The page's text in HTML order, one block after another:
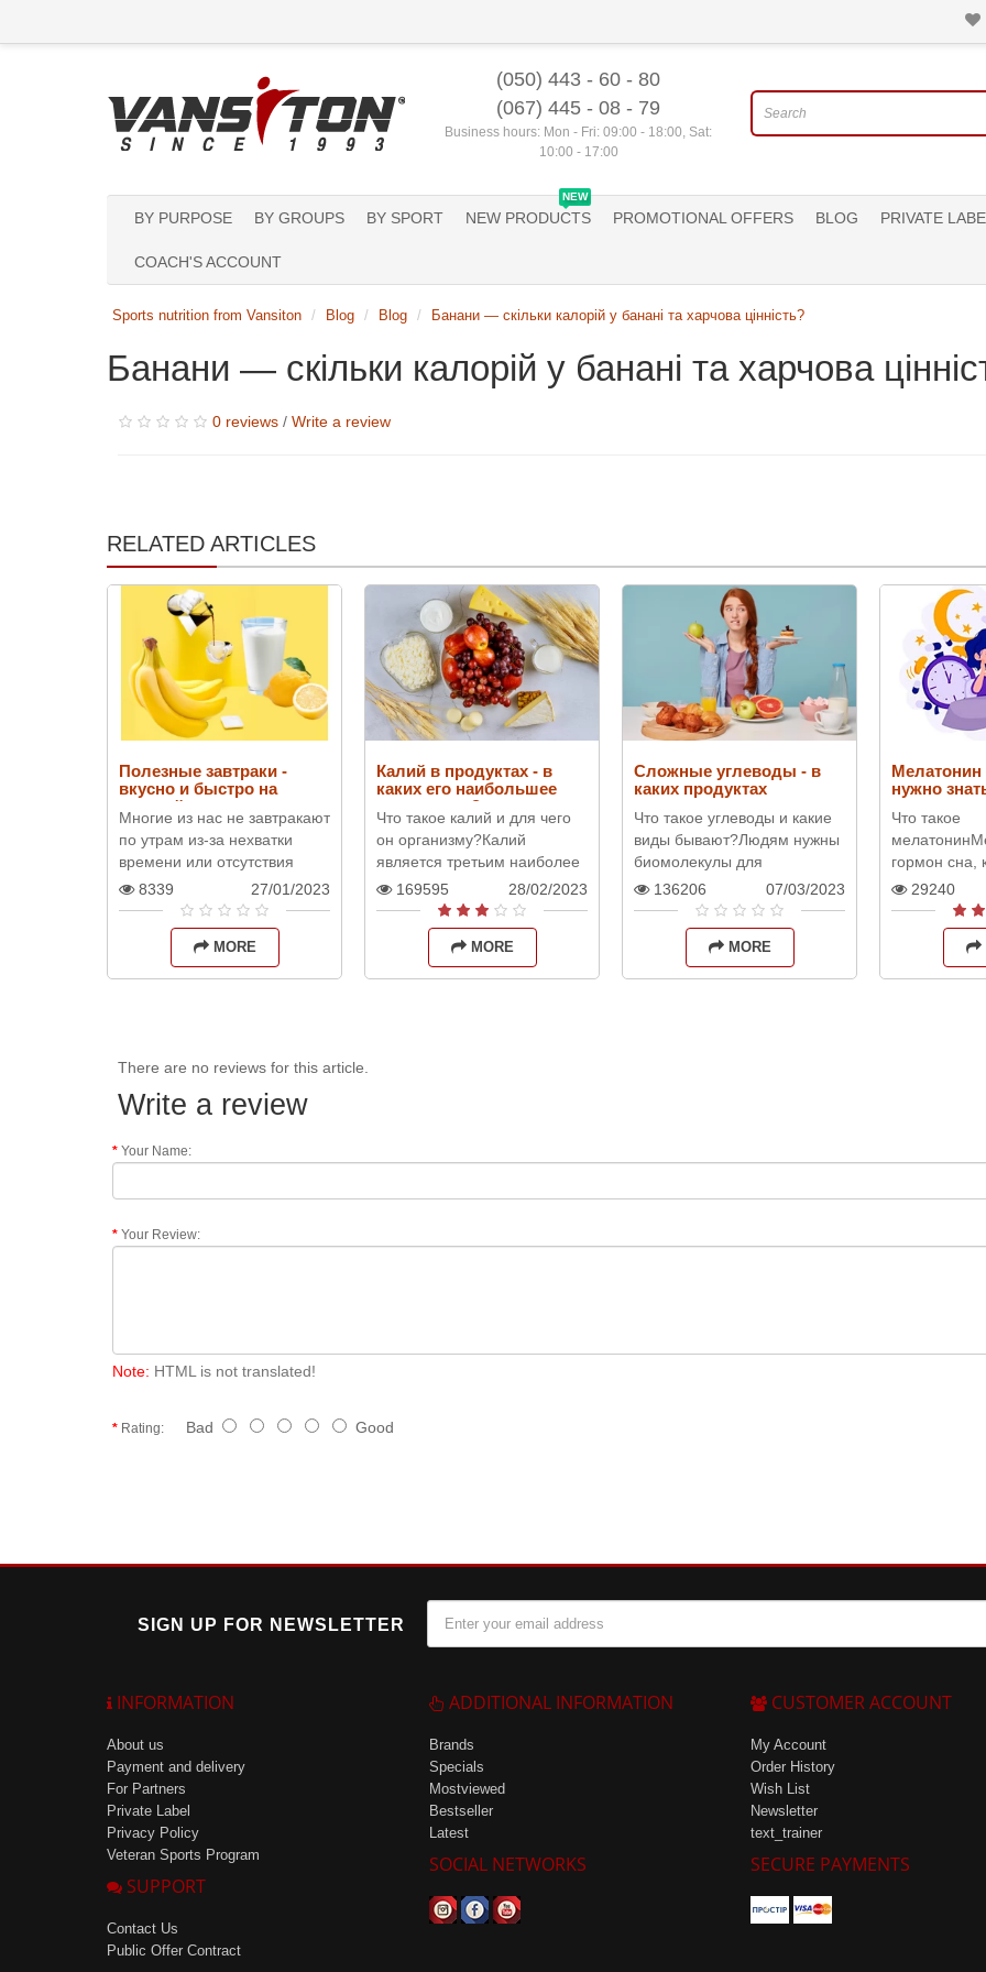
(050) 443 - 60 - 80
(067) 445 - 08 - 79
Business hours: Mon - Fri: 09:00 - 18:00, Sat:
10:00 - 17:00
BY PURPOSE BY GROUPS BY SPORT
NEW
NEW PRODUCTS PROMOTIONAL OFFERS BLOG PRIVATE
COACH'S ACCOUNT
Sports nutrition from Vansiton Blog Blog Банани — скільки калорій у банані та харчова цінність?
Банани — скільки калорій у банані та харчова
0 reviews/ Write a review
RELATED ARTICLES
Полезные завтраки -
вкусно и быстро на
каждый день
Многие из нас не завтракают
по утрам из-за нехватки
времени или отсутствия
аппетита. Однако, врачи
утверждают, что утренний
прием пищи очень важен,
8339 27/01/2023
MORE
Калий в продуктах - в
каких его наибольшее
количество?
Что такое калий и для чего
он организму?Калий
является третьим наиболее
распространённым
минералом в организме.
Приблизительно 98% калия
в организме с..
169595 28/02/2023
MORE
Сложные углеводы - в
каких продуктах
в питании
Что такое углеводы и какие
виды бывают?Людям нужны
биомолекулы для
нескольких биологических
процессов, таких как
накопление энергии и
регуляция метабо..
136206 07/03/2023
MORE
нужно
Что такое
гормон сна,
а затем
Мелатонин
регулировке
29240
There are no reviews for this article.
Write a review
Your Name:
Your Review:
Note: HTML is not translated!
Rating: Bad Good
SIGN UP FOR NEWSLETTER
INFORMATION
About us
Payment and delivery
For Partners
Private Label
Privacy Policy
Veteran Sports Program
SUPPORT
Contact Us
Public Offer Contract
ADDITIONAL INFORMATION
Brands
Specials
Mostviewed
Bestseller
Latest
SOCIAL NETWORKS
CUSTOMER ACCOUNT
My Account
Order History
Wish List
Newsletter
text_trainer
SECURE PAYMENTS